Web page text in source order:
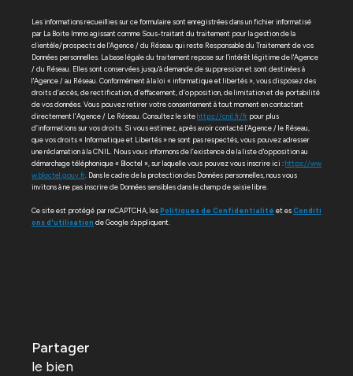
Les informations recueillies sur ce formulaire sont enregistrées dans un fichier informatisé
par La Boite Immo agissant comme Sous-traitant du traitement pour la gestion de la
clientèle/prospects de l'Agence / du Réseau qui reste Responsable du Traitement de vos
Données personnelles. La base légale du traitement repose sur l'intérêt légitime de l'Agence
/ du Réseau. Elles sont conservées jusqu'à demande de suppression et sont destinées à
l'Agence / au Réseau. Conformément à la loi « informatique et libertés », vous disposez des
droits d’accès, de rectification, d’effacement, d’opposition, de limitation et de portabilité
de vos données. Vous pouvez retirer votre consentement à tout moment en contactant
directement l’Agence / Le Réseau. Consultez le sitehttps://cnil.fr/fr pour plus
d’informations sur vos droits. Si vous estimez, après avoir contacté l'Agence / le Réseau,
que vos droits « Informatique et Libertés » ne sont pas respectés, vous pouvez adresser
une réclamation à la CNIL. Nous vous informons de l’existence de la liste d'opposition au
démarchage téléphonique « Bloctel », sur laquelle vous pouvez vous inscrire ici :https://ww
w.bloctel.gouv.fr . Dans le cadre de la protection des Données personnelles, nous vous
invitons à ne pas inscrire de Données sensibles dans le champ de saisie libre.
Ce site est protégé par reCAPTCHA, lesPolitiques de Confidentialité et esConditi
ons d'utilisation de Google s'appliquent.
partager
le bien